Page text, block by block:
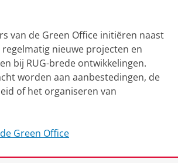
van de Green Office initiëren naast
nieuwe projecten en
bij RUG-brede ontwikkelingen.
worden aan aanbestedingen, de
of het organiseren van
Green Office